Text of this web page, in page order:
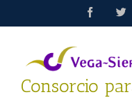
Facebook
Consorcio